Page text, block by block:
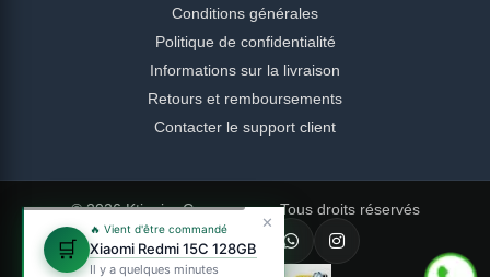
Conditions générales
Politique de confidentialité
Informations sur la livraison
Retours et remboursements
Contacter le support client
© 2026 Ktjunior Cameroun — Tous droits réservés
🛒
🔥 Vient d'être commandé
Xiaomi Redmi 15C 128GB
Il y a quelques minutes
✕